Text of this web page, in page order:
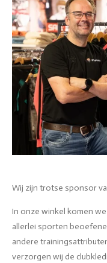
Wij zijn trotse sponsor
In onze winkel komen
allerlei sporten
andere
verzorgen wij de